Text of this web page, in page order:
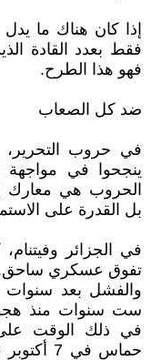
إذا كان هناك ما
فقط بعدد القادة
فهو هذا الطرح.
ضد كل الصعاب
في حروب التحرير،
ينجحوا في مواجهة
الحروب هي معارك
بل القدرة على
في الجزائر
تفوق عسكري ساحق.
والفشل بعد سنوات
في ذلك الوقت